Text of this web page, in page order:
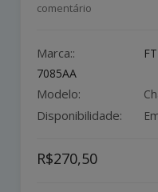
comentário
Marca::
7085AA
Modelo:
Disponibilidade:
R$270,50